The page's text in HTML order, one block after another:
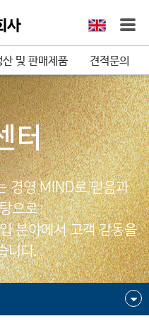
산 및 판매제품 견적문의
터
경영 MIND로 믿음과
으로
분야에서 고객 감동을
니다.